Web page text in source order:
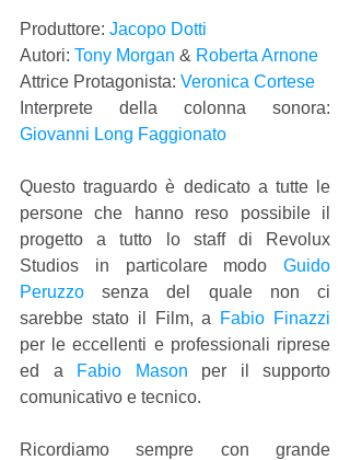
Produttore: Jacopo Dotti
Autori: Tony Morgan & Roberta Arnone
Attrice Protagonista: Veronica Cortese
Giovanni Long Faggionato
Questo traguardo è dedicato a tutte le
persone che hanno reso possibile il
progetto a tutto lo staff di Revolux
Studios in particolare modo Guido
Peruzzo senza del quale non ci
sarebbe stato il Film, a
Fabio Finazzi
per le eccellenti e professionali riprese
ed a
Fabio Mason per il supporto
comunicativo e tecnico.
Ricordiamo sempre con grande